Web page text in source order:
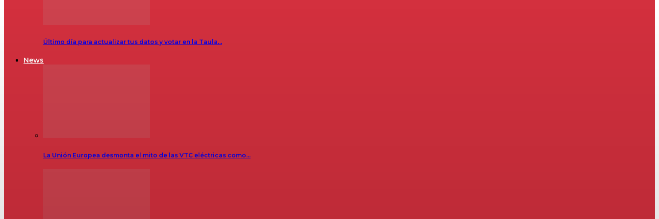
Último día para actualizar tus datos y votar en la Taula…
News
La Unión Europea desmonta el mito de las VTC eléctricas como…